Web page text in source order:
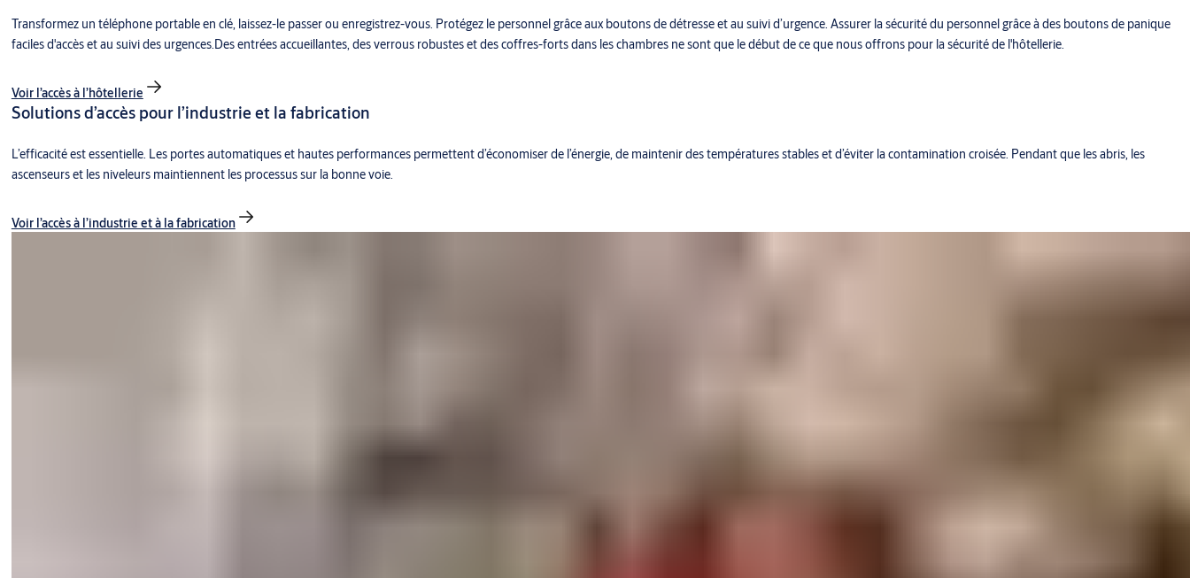
Transformez un téléphone portable en clé, laissez-le passer ou enregistrez-vous. Protégez le personnel grâce aux boutons de détresse et au suivi d’urgence. Assurer la sécurité du personnel grâce à des boutons de panique
faciles d'accès et au suivi des urgences.Des entrées accueillantes, des verrous robustes et des coffres-forts dans les chambres ne sont que le début de ce que nous offrons pour la sécurité de l'hôtellerie.
Voir l’accès à l’hôtellerie
Solutions d’accès pour l’industrie et la fabrication
L’efficacité est essentielle. Les portes automatiques et hautes performances permettent d’économiser de l’énergie, de maintenir des températures stables et d’éviter la contamination croisée. Pendant que les abris, les
ascenseurs et les niveleurs maintiennent les processus sur la bonne voie.
Voir l’accès à l’industrie et à la fabrication